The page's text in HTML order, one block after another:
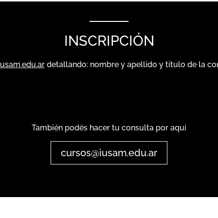
INSCRIPCIÓN
detallando: nombre y apellido y titulo de la
También podés hacer tu consulta por aquí
cursos@iusam.edu.ar